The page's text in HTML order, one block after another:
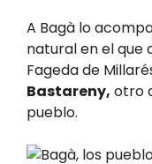
A Bagà lo
natural en el que
Fageda de
Bastareny, otro
pueblo.